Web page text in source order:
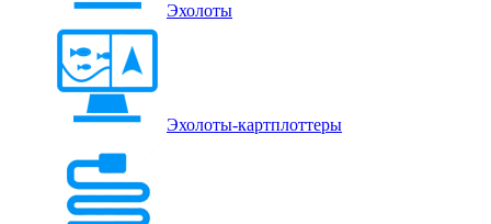
Эхолоты
Эхолоты-картплоттеры